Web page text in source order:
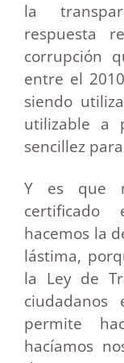
la
respuesta
corrupción
entre el
siendo
utilizable a
sencillez
Y es que
certificado
hacemos la
lástima,
la Ley de
permite
hacíamos